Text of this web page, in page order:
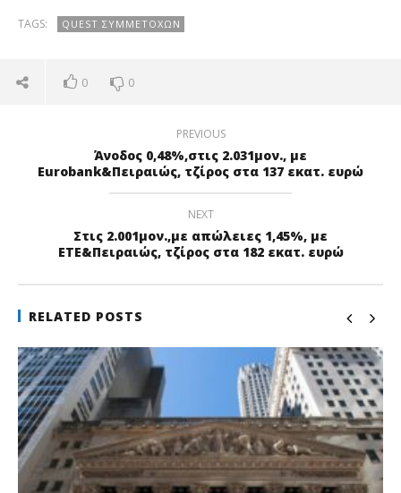
TAGS: QUEST ΣΥΜΜΕΤΟΧΏΝ
0 0
PREVIOUS
Άνοδος 0,48%,στις 2.031μον., με
Eurobank&Πειραιώς, τζίρος στα 137 εκατ. ευρώ
NEXT
Στις 2.001μον.,με απώλειες 1,45%, με
ΕΤΕ&Πειραιώς, τζίρος στα 182 εκατ. ευρώ
RELATED POSTS